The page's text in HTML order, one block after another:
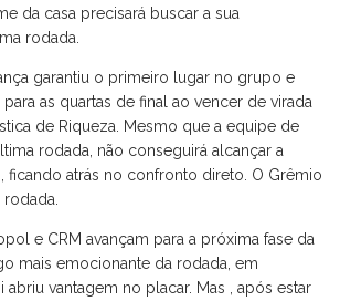
da casa precisará buscar a sua
rodada.
garantiu o primeiro lugar no grupo e
as quartas de final ao vencer de virada
de Riqueza. Mesmo que a equipe de
rodada, não conseguirá alcançar a
ficando atrás no confronto direto. O Grêmio
e CRM avançam para a próxima fase da
mais emocionante da rodada, em
abriu vantagem no placar. Mas , após estar